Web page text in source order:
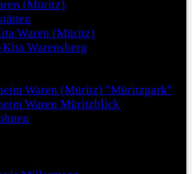
(Müritz)
Waren (Müritz)
Warensberg
Waren (Müritz) "Müritzpark"
Waren Müritzblick